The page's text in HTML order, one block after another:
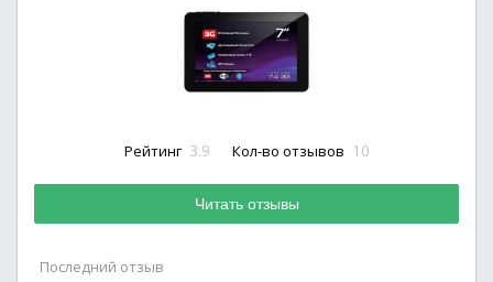
Рейтинг 3.9 Кол-во отзывов 10
Читать отзывы
Последний отзыв